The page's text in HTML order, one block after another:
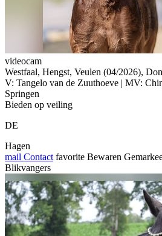
videocam
Westfaal, Hengst, Veulen (04/2026),
V: Tangelo van de Zuuthoeve | MV:
Springen
Bieden op veiling
DE
Hagen
mail Contact favorite Bewaren
Blikvangers